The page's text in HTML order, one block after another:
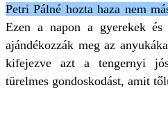
Petri Pálné hozta haza nem
Ezen a napon a gyerekek
ajándékozzák meg az
kifejezve azt a tengernyi
türelmes gondoskodást, amit